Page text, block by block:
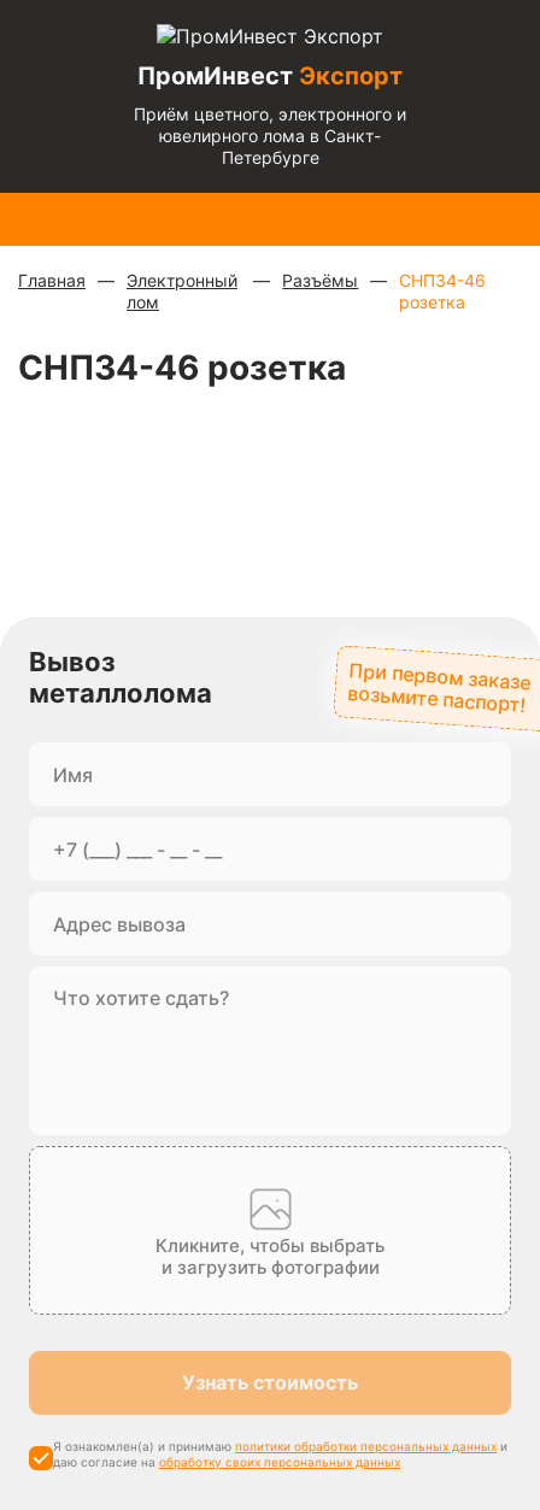
ПромИнвест Экспорт
Приём цветного, электронного и
ювелирного лома в Санкт-
Петербурге
Медь
кг
Радиаторы
310 ₽/кг
Медный
кг
Алюминиевый
₽/кг
Главная
Электронный
лом
Разъёмы
СНП34-46
розетка
СНП34-46 розетка
Вывоз
металлолома
При первом заказе
возьмите паспорт!
Кликните, чтобы выбрать
и загрузить фотографии
Узнать стоимость
Я ознакомлен(а) и принимаю политики обработки персональных данных и
даю согласие на обработку своих персональных данных